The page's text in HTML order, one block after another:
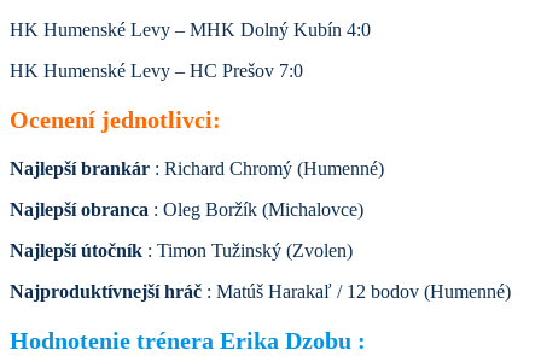
HK Humenské Levy – MHK Dolný Kubín 4:0
HK Humenské Levy – HC Prešov 7:0
Ocenení jednotlivci:
Najlepší brankár : Richard Chromý (Humenné)
Najlepší obranca : Oleg Boržík (Michalovce)
Najlepší útočník : Timon Tužinský (Zvolen)
Najproduktívnejší hráč : Matúš Harakaľ / 12 bodov (Humenné)
Hodnotenie trénera Erika Dzobu :